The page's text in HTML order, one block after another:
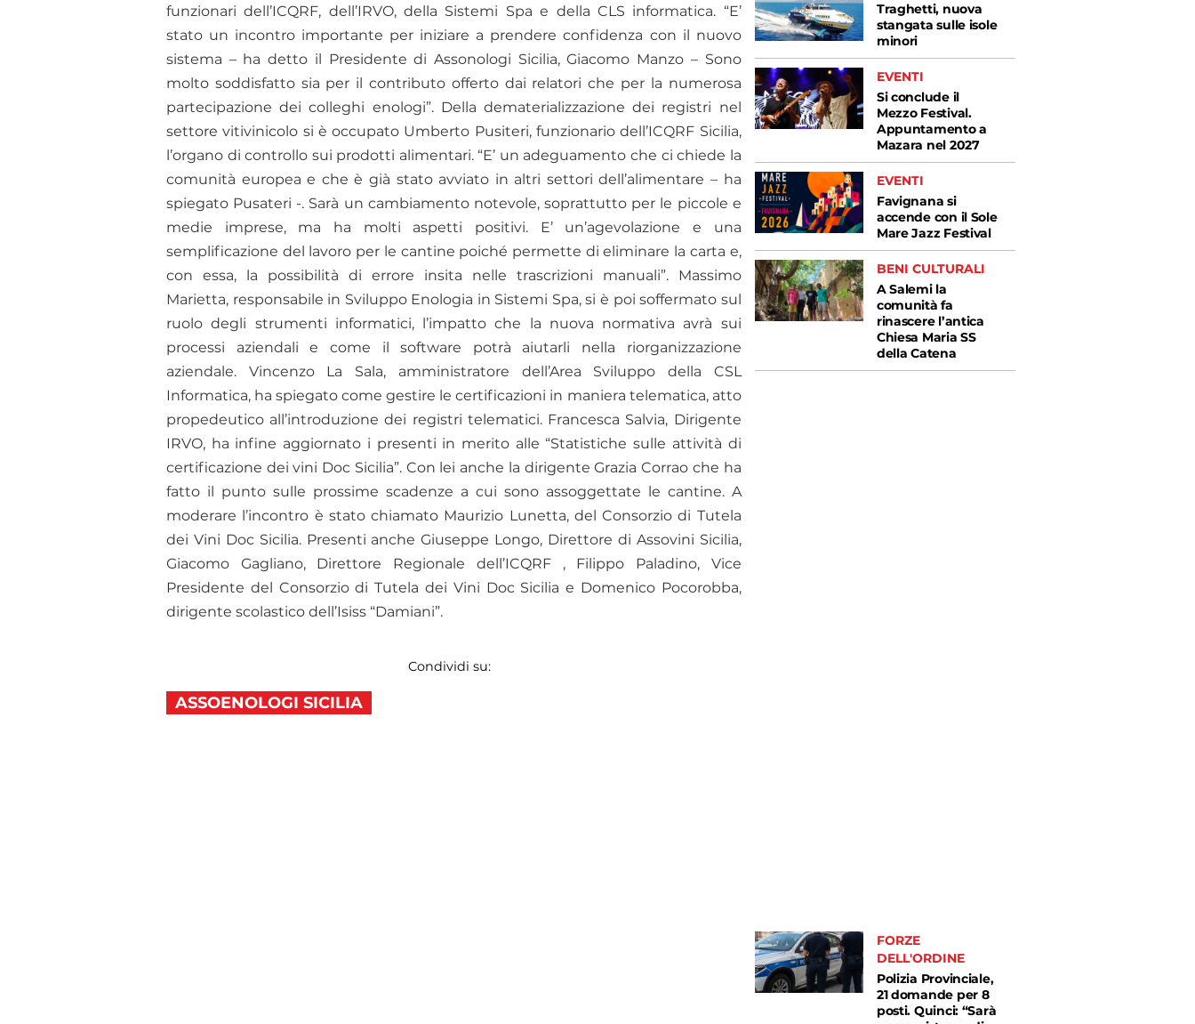
funzionari dell’ICQRF, dell’IRVO, della Sistemi Spa e della CLS informatica. “E’
stato un incontro importante per iniziare a prendere confidenza con il nuovo
sistema – ha detto il Presidente di Assonologi Sicilia, Giacomo Manzo – Sono
molto soddisfatto sia per il contributo offerto dai relatori che per la numerosa
partecipazione dei colleghi enologi”. Della dematerializzazione dei registri nel
settore vitivinicolo si è occupato Umberto Pusiteri, funzionario dell’ICQRF Sicilia,
l’organo di controllo sui prodotti alimentari. “E’ un adeguamento che ci chiede la
comunità europea e che è già stato avviato in altri settori dell’alimentare – ha
spiegato Pusateri -. Sarà un cambiamento notevole, soprattutto per le piccole e
medie imprese, ma ha molti aspetti positivi. E’ un’agevolazione e una
semplificazione del lavoro per le cantine poiché permette di eliminare la carta e,
con essa, la possibilità di errore insita nelle trascrizioni manuali”. Massimo
Marietta, responsabile in Sviluppo Enologia in Sistemi Spa, si è poi soffermato sul
ruolo degli strumenti informatici, l’impatto che la nuova normativa avrà sui
processi aziendali e come il software potrà aiutarli nella riorganizzazione
aziendale. Vincenzo La Sala, amministratore dell’Area Sviluppo della CSL
Informatica, ha spiegato come gestire le certificazioni in maniera telematica, atto
propedeutico all’introduzione dei registri telematici. Francesca Salvia, Dirigente
IRVO, ha infine aggiornato i presenti in merito alle “Statistiche sulle attività di
certificazione dei vini Doc Sicilia”. Con lei anche la dirigente Grazia Corrao che ha
fatto il punto sulle prossime scadenze a cui sono assoggettate le cantine. A
moderare l’incontro è stato chiamato Maurizio Lunetta, del Consorzio di Tutela
dei Vini Doc Sicilia. Presenti anche Giuseppe Longo, Direttore di Assovini Sicilia,
Giacomo Gagliano, Direttore Regionale dell’ICQRF , Filippo Paladino, Vice
Presidente del Consorzio di Tutela dei Vini Doc Sicilia e Domenico Pocorobba,
dirigente scolastico dell’Isiss “Damiani”.
Condividi su:
ASSOENOLOGI SICILIA
Traghetti, nuova
stangata sulle isole
minori
EVENTI
Si conclude il
Mezzo Festival.
Appuntamento a
Mazara nel 2027
EVENTI
Favignana si
accende con il Sole
Mare Jazz Festival
BENI CULTURALI
A Salemi la
comunità fa
rinascere l’antica
Chiesa Maria SS
della Catena
FORZE
DELL'ORDINE
Polizia Provinciale,
21 domande per 8
posti. Quinci: “Sarà